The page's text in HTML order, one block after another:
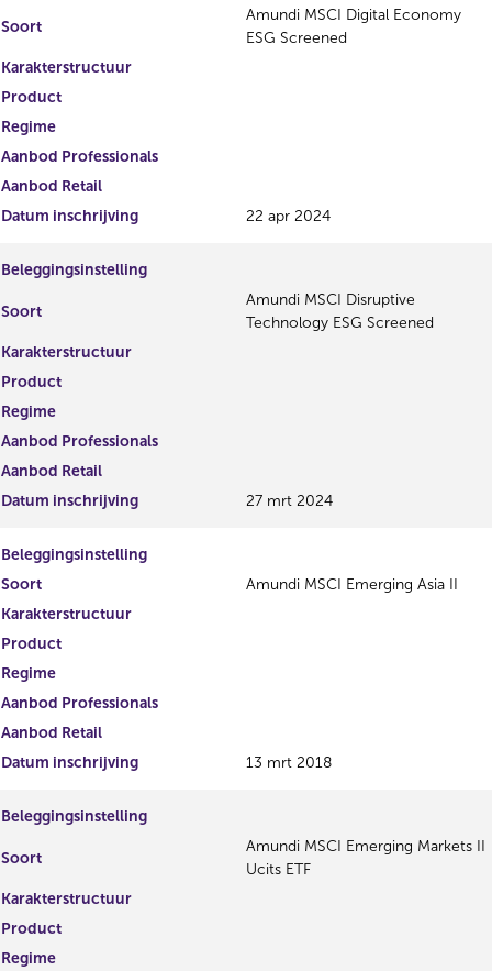
Soort
Amundi MSCI Digital Economy
ESG Screened
Karakterstructuur
Product
Regime
Aanbod Professionals
Aanbod Retail
Datum inschrijving
22 apr 2024
Beleggingsinstelling
Soort
Amundi MSCI Disruptive
Technology ESG Screened
Karakterstructuur
Product
Regime
Aanbod Professionals
Aanbod Retail
Datum inschrijving
27 mrt 2024
Beleggingsinstelling
Soort
Amundi MSCI Emerging Asia II
Karakterstructuur
Product
Regime
Aanbod Professionals
Aanbod Retail
Datum inschrijving
13 mrt 2018
Beleggingsinstelling
Soort
Amundi MSCI Emerging Markets II
Ucits ETF
Karakterstructuur
Product
Regime